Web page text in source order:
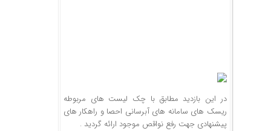
در این بازدید مطابق با چک لیست های مربوطه
ریسک های سامانه های آبرسانی احصا و راهکار های
پیشنهادی جهت رفع نواقص موجود ارائه گردید .